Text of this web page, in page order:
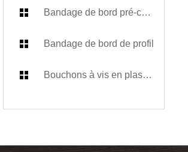
Bandage de bord pré-collé
Bandage de bord de profil
Bouchons à vis en plastique